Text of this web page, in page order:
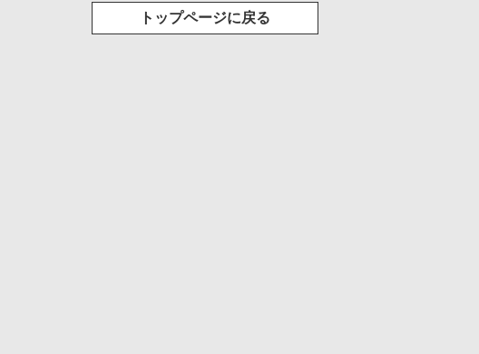
トップページに戻る